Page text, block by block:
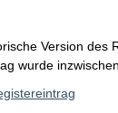
Version des
wurde